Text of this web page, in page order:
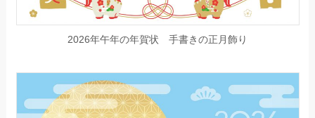
2026年午年の年賀状 手書きの正月飾り